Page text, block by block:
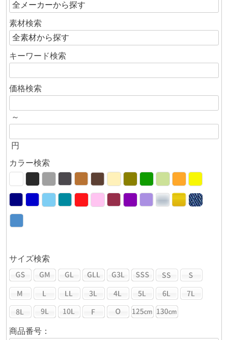
素材検索
キーワード検索
価格検索
～
円
カラー検索
サイズ検索
商品番号：